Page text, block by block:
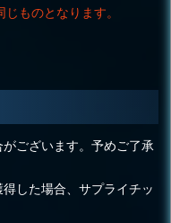
ものとなります。
ございます。予めご了承
した場合、サプライチッ